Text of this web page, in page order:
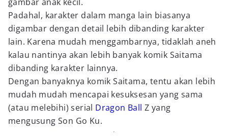
Padahal, karakter dalam manga lain biasanya
digambar dengan detail lebih dibanding karakter
lain. Karena mudah menggambarnya, tidaklah aneh
kalau nantinya akan lebih banyak komik Saitama
dibanding karakter lainnya.
Dengan banyaknya komik Saitama, tentu akan lebih
mudah mudah mencapai kesuksesan yang sama
(atau melebihi) serial Dragon Ball Z yang
mengusung Son Go Ku.